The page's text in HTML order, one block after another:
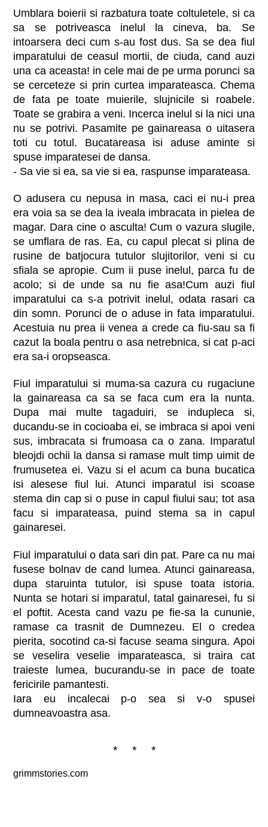
Umblara boierii si razbatura toate coltuletele, si ca
sa se potriveasca inelul la cineva, ba. Se
intoarsera deci cum s-au fost dus. Sa se dea fiul
imparatului de ceasul mortii, de ciuda, cand auzi
una ca aceasta! in cele mai de pe urma porunci sa
se cerceteze si prin curtea imparateasca. Chema
de fata pe toate muierile, slujnicile si roabele.
Toate se grabira a veni. Incerca inelul si la nici una
nu se potrivi. Pasamite pe gainareasa o uitasera
toti cu totul. Bucatareasa isi aduse aminte si
spuse imparatesei de dansa.
- Sa vie si ea, sa vie si ea, raspunse imparateasa.
O adusera cu nepusa in masa, caci ei nu-i prea
era voia sa se dea la iveala imbracata in pielea de
magar. Dara cine o asculta! Cum o vazura slugile,
se umflara de ras. Ea, cu capul plecat si plina de
rusine de batjocura tutulor slujitorilor, veni si cu
sfiala se apropie. Cum ii puse inelul, parca fu de
acolo; si de unde sa nu fie asa!Cum auzi fiul
imparatului ca s-a potrivit inelul, odata rasari ca
din somn. Porunci de o aduse in fata imparatului.
Acestuia nu prea ii venea a crede ca fiu-sau sa fi
cazut la boala pentru o asa netrebnica, si cat p-aci
era sa-i oropseasca.
Fiul imparatului si muma-sa cazura cu rugaciune
la gainareasa ca sa se faca cum era la nunta.
Dupa mai multe tagaduiri, se indupleca si,
ducandu-se in cocioaba ei, se imbraca si apoi veni
sus, imbracata si frumoasa ca o zana. Imparatul
bleojdi ochii la dansa si ramase mult timp uimit de
frumusetea ei. Vazu si el acum ca buna bucatica
isi alesese fiul lui. Atunci imparatul isi scoase
stema din cap si o puse in capul fiului sau; tot asa
facu si imparateasa, puind stema sa in capul
gainaresei.
Fiul imparatului o data sari din pat. Pare ca nu mai
fusese bolnav de cand lumea. Atunci gainareasa,
dupa staruinta tutulor, isi spuse toata istoria.
Nunta se hotari si imparatul, tatal gainaresei, fu si
el poftit. Acesta cand vazu pe fie-sa la cununie,
ramase ca trasnit de Dumnezeu. El o credea
pierita, socotind ca-si facuse seama singura. Apoi
se veselira veselie imparateasca, si traira cat
traieste lumea, bucurandu-se in pace de toate
fericirile pamantesti.
Iara eu incalecai p-o sea si v-o spusei
dumneavoastra asa.
* * *
grimmstories.com